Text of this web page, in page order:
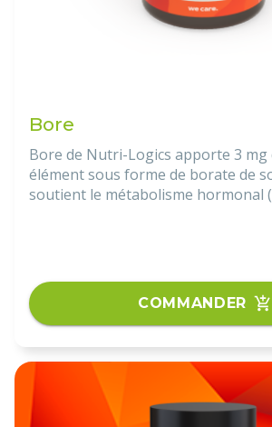
Bore
Bore de Nutri-Logics apporte 3 mg
élément sous forme de borate de
soutient le métabolisme hormonal
solution ciblée pour les
osseux, cognitifs ou infectieux.
COMMANDER